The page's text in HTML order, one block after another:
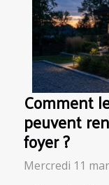
Comment
peuvent
foyer ?
Mercredi 11